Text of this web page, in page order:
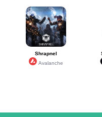
Shrapnel
Avalanche